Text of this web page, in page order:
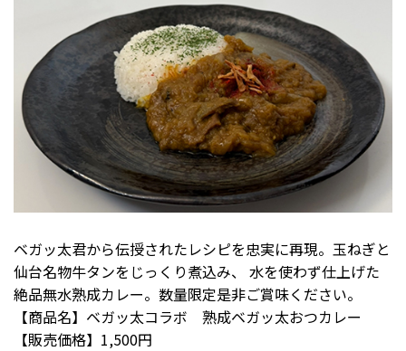
ベガッ太君から伝授されたレシピを忠実に再現。玉ねぎと
仙台名物牛タンをじっくり煮込み、 水を使わず仕上げた
絶品無水熟成カレー。数量限定是非ご賞味ください。
【商品名】ベガッ太コラボ 熟成ベガッ太おつカレー
【販売価格】1,500円